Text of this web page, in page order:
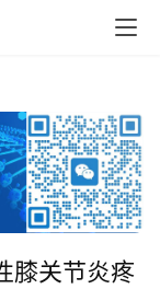
膝关节炎疼